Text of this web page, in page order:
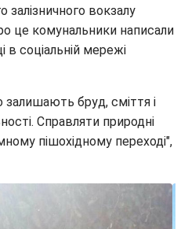
залізничного вокзалу
це комунальники написали
в соціальній мережі
залишають бруд, сміття і
Справляти природні
пішохідному переході",